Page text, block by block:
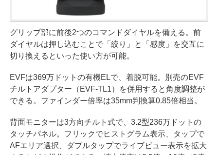
グリップ部に前後2つのコマンドダイヤルを備える。前
ダイヤルは押し込むことで「絞り」と「感度」を交互に
切り換えるといった使い方が可能。
EVFは369万ドットの有機ELで、着脱可能。別売のEVF
チルトアダプター（EVF-TL1）を併用すると角度調整が
できる。ファインダー倍率は35mm判換算0.85倍相当。
背面モニターは3方向チルト式で、3.2型236万ドットの
タッチパネル。フリックでヒストグラム表示、タップで
AFエリア選択、ダブルタップでライブビュー表示を拡大